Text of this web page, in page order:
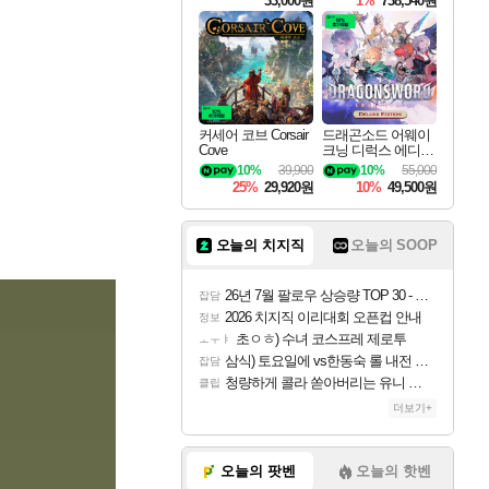
커세어 코브 Corsair
Cove
39,900
10%
25% 29,920원
드래곤소드 어웨이
크닝 디럭스 에디션
DragonSword Awake
ning Deluxe Edition
55,000
10%
10% 49,500원
오늘의 치지직 오늘의 SOOP
잡담 26년 7월 팔로우 상승량 TOP 30 - 월간 치지직
정보 2026 치지직 이리대회 오픈컵 안내
ㅗㅜㅑ 초ㅇㅎ) 수녀 코스프레 제로투
잡담 삼식) 토요일에 vs한동숙 롤 내전 예정
클립 청량하게 콜라 쏟아버리는 유니 ㅋㅋㅋ
더보기+
오늘의 팟벤 오늘의 핫벤